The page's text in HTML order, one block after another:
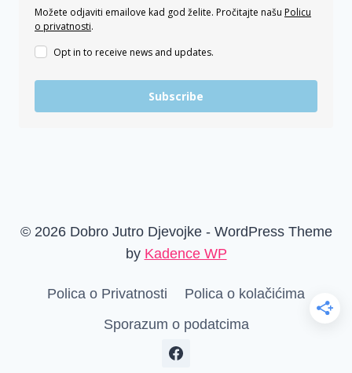
Možete odjaviti emailove kad god želite. Pročitajte našu Policu
o privatnosti.
Opt in to receive news and updates.
Subscribe
© 2026 Dobro Jutro Djevojke - WordPress Theme
by Kadence WP
Polica o Privatnosti
Polica o kolačićima
Sporazum o podatcima